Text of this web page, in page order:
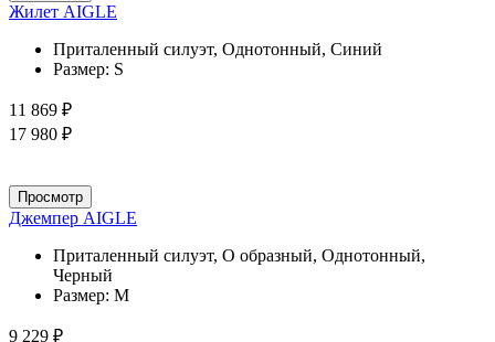
Жилет AIGLE
Приталенный силуэт, Однотонный, Синий
Размер: S
11 869 ₽
17 980 ₽
Просмотр
Джемпер AIGLE
Приталенный силуэт, О образный, Однотонный,
Черный
Размер: M
9 229 ₽